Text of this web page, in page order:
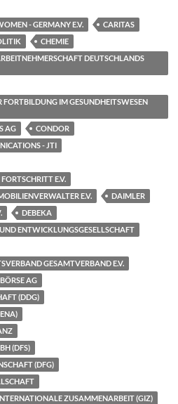
- GERMANY E.V.
CARITAS
CHEMIE
DEUTSCHLANDS
FORTBILDUNG IM GESUNDHEITSWESEN
AG
CONDOR
- JTI
E.V.
E.V.
DAIMLER
DEBEKA
ENTWICKLUNGSGESELLSCHAFT
GESAMTVERBAND E.V.
AG
(DDG)
(DFS)
(DFG)
ZUSAMMENARBEIT (GIZ)